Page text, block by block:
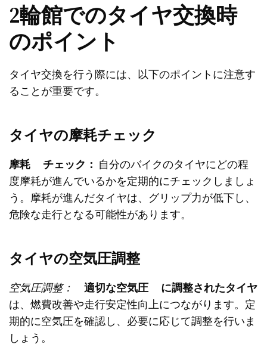
2輪館でのタイヤ交換時
のポイント
タイヤ交換を行う際には、以下のポイントに注意す
ることが重要です。
タイヤの摩耗チェック
摩耗 チェック： 自分のバイクのタイヤにどの程
度摩耗が進んでいるかを定期的にチェックしましょ
う。摩耗が進んだタイヤは、グリップ力が低下し、
危険な走行となる可能性があります。
タイヤの空気圧調整
空気圧調整： 適切な空気圧
に調整されたタイヤ
は、燃費改善や走行安定性向上につながります。定
期的に空気圧を確認し、必要に応じて調整を行いま
しょう。